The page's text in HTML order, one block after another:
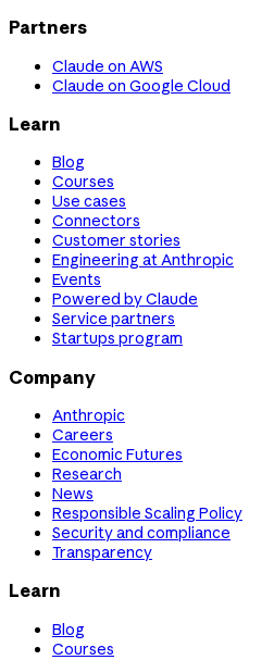
Partners
Claude on AWS
Claude on Google Cloud
Learn
Blog
Courses
Use cases
Connectors
Customer stories
Engineering at Anthropic
Events
Powered by Claude
Service partners
Startups program
Company
Anthropic
Careers
Economic Futures
Research
News
Responsible Scaling Policy
Security and compliance
Transparency
Learn
Blog
Courses